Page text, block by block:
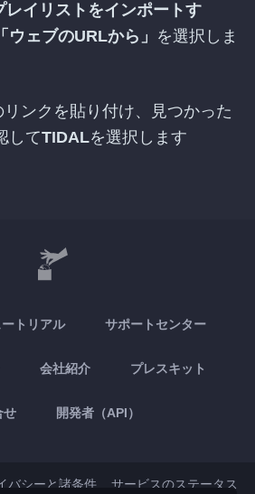
レイリストをインポートす
「ウェブのURLから」 を選択しま
ンクを貼り付け、見つかった
してTIDALを選択します
トリアル サポートセンター
会社紹介 プレスキット
せ 開発者（API）
バシーと諸条件 サービスのステータス